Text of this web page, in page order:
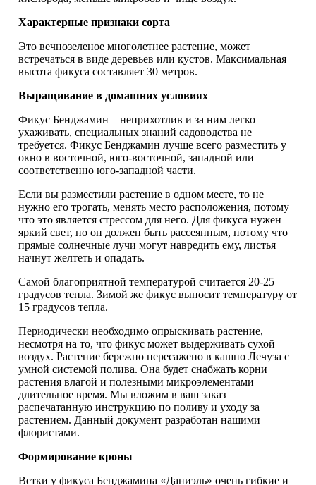
Характерные признаки сорта
Это вечнозеленое многолетнее растение, может
встречаться в виде деревьев или кустов. Максимальная
высота фикуса составляет 30 метров.
Выращивание в домашних условиях
Фикус Бенджамин – неприхотлив и за ним легко
ухаживать, специальных знаний садоводства не
требуется. Фикус Бенджамин лучше всего разместить у
окно в восточной, юго-восточной, западной или
соответственно юго-западной части.
Если вы разместили растение в одном месте, то не
нужно его трогать, менять место расположения, потому
что это является стрессом для него. Для фикуса нужен
яркий свет, но он должен быть рассеянным, потому что
прямые солнечные лучи могут навредить ему, листья
начнут желтеть и опадать.
Самой благоприятной температурой считается 20-25
градусов тепла. Зимой же фикус выносит температуру от
15 градусов тепла.
Периодически необходимо опрыскивать растение,
несмотря на то, что фикус может выдерживать сухой
воздух. Растение бережно пересажено в кашпо Лечуза с
умной системой полива. Она будет снабжать корни
растения влагой и полезными микроэлементами
длительное время. Мы вложим в ваш заказ
распечатанную инструкцию по поливу и уходу за
растением. Данный документ разработан нашими
флористами.
Формирование кроны
Ветки у фикуса Бенджамина «Даниэль» очень гибкие и